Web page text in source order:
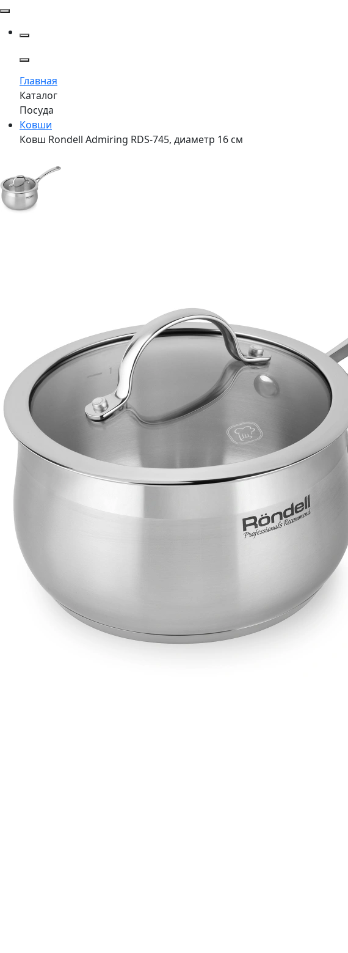
Главная
Каталог
Посуда
Ковши
Ковш Rondell Admiring RDS-745, диаметр 16 см